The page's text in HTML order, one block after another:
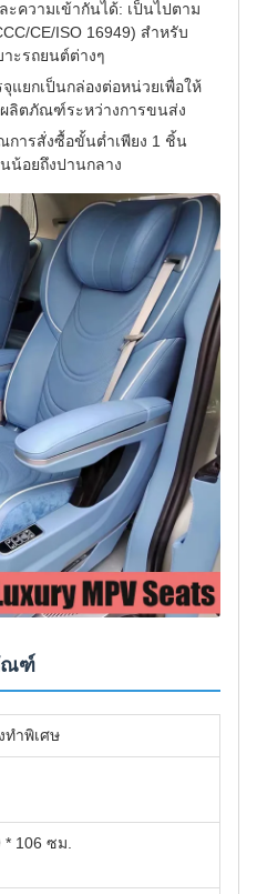
ความเข้ากันได้: เป็นไปตาม
CE/ISO 16949) สำหรับ
ะรถยนต์ต่างๆ
ยกเป็นกล่องต่อหน่วยเพื่อให้
ลิตภัณฑ์ระหว่างการขนส่ง
ารสั่งซื้อขั้นต่ำเพียง 1 ชิ้น
น้อยถึงปานกลาง
ณฑ์
ทำพิเศษ
* 106 ซม.